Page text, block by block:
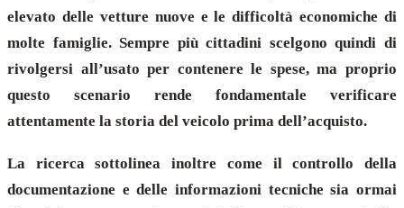
elevato delle vetture nuove e le difficoltà economiche di
molte famiglie. Sempre più cittadini scelgono quindi di
rivolgersi all’usato per contenere le spese, ma proprio
questo scenario rende fondamentale verificare
attentamente la storia del veicolo prima dell’acquisto.
La ricerca sottolinea inoltre come il controllo della
documentazione e delle informazioni tecniche sia ormai